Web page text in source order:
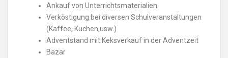
Ankauf von Unterrichtsmaterialien
Verköstigung bei diversen Schulveranstaltungen
(Kaffee, Kuchen,usw.)
Adventstand mit Keksverkauf in der Adventzeit
Bazar